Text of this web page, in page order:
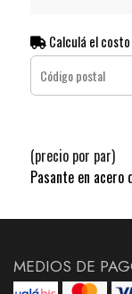
Calculá el costo
(precio por par)
Pasante en
MEDIOS DE